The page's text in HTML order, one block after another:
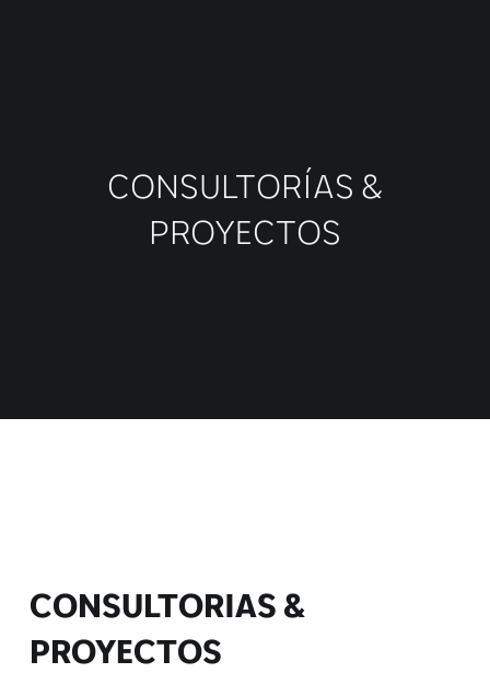
CONSULTORÍAS &
PROYECTOS
CONSULTORIAS &
PROYECTOS